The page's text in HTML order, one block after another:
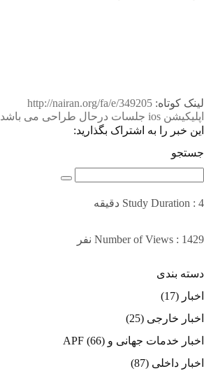
لینک کوتاه: http://nairan.org/fa/e/349205
اپلیکیشن ios
جلسات درحال طراحی می باشد
این خبر را به اشتراک بگذارید:
جستجو
Study Duration : 4 دقیقه
Number of Views : 1429 نفر
دسته بندی
اخبار (17)
اخبار خارجی (25)
اخبار خدمات جهانی و APF (66)
اخبار داخلی (87)